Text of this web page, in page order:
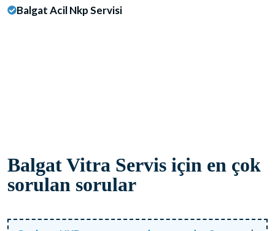
Balgat Acil Nkp Servisi
Balgat Vitra Servis için en çok
sorulan sorular